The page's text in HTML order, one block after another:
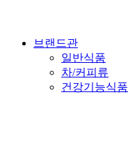
브랜드관
일반식품
차/커피류
건강기능식품